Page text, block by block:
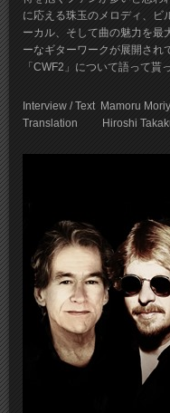
に応える珠玉のメロディ、ビ
ーカル、そして曲の魅力を最
ーなギターワークが展開され
「CWF2」について語って貰
Interview / Text Mamoru
Translation Hiroshi